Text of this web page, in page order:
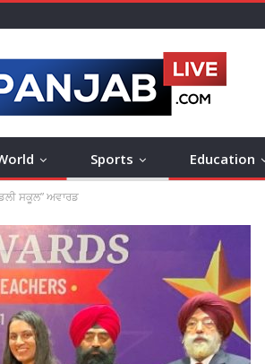
Sports Education
ਸਕੂਲ” ਅਵਾਰਡ